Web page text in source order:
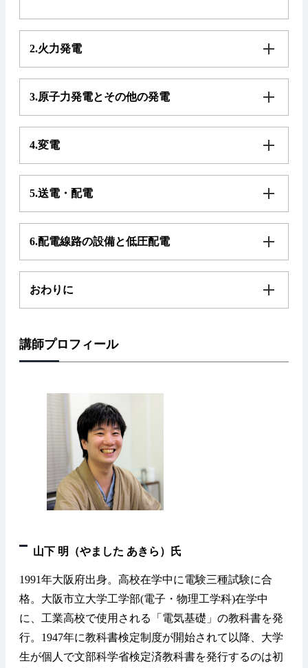
2.火力発電
3.原子力発電とその他の発電
4.変電
5.送電・配電
6.配電線路の設備と低圧配電
おわりに
講師プロフィール
山下 明（やました あきら）氏
1991年大阪府出身。高校在学中に電験三種試験に合
格。大阪市立大学工学部(電子・物理工学科)在学中
に、工業高校で使用される「電気基礎」の教科書を発
行。1947年に教科書検定制度が開始されて以降、大学
生が個人で文部科学省検定済教科書を発行するのは初